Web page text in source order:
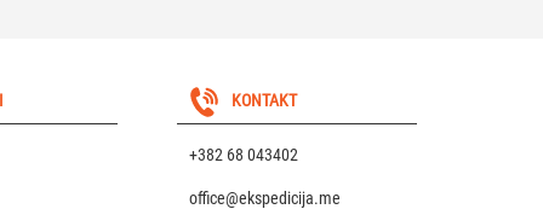
KONTAKT
+382 68 043402
office@ekspedicija.me